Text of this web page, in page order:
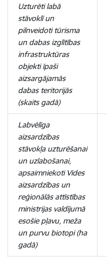
Uzturēti labā
stāvoklī un
pilnveidoti tūrisma
un dabas izglītības
infrastruktūras
objekti īpaši
aizsargājamās
dabas teritorijās
(skaits gadā)
Labvēlīga
aizsardzības
stāvokļa uzturēšanai
un uzlabošanai,
apsaimniekoti Vides
aizsardzības un
reģionālās attīstības
ministrijas valdījumā
esošie pļavu, meža
un purvu biotopi (ha
gadā)